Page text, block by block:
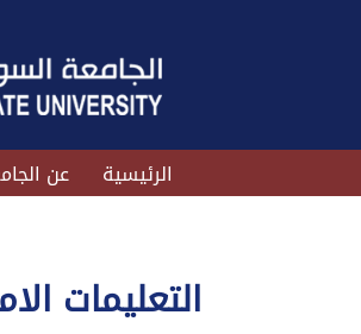
الرئيسية عن
التعليمات